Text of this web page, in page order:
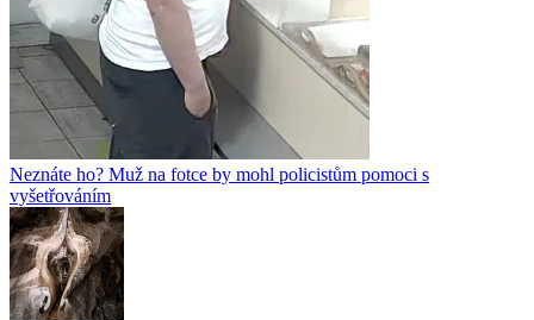
Neznáte ho? Muž na fotce by mohl policistům pomoci s
vyšetřováním